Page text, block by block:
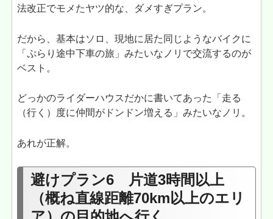
法改正でモメたヤツ的な、ダメすぎプラン。
だから、基本はソロ、現地に居た同じようなバイクに
「ぷらり途中下車の旅」みたいなノリで交流するのが
ベスト。
どっかのライダーハウスだかに書いてあった「走る
（行く）度に仲間がドンドン増える」みたいなノリ。
あれが正解。
避けプラン6 片道3時間以上
（概ね直線距離70km以上のエリ